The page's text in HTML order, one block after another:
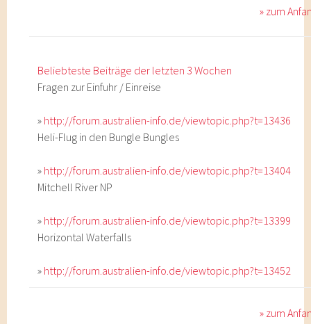
» zum
Beliebteste Beiträge der letzten 3 Wochen
Fragen zur Einfuhr / Einreise
» http://forum.australien-info.de/viewtopic.php?t=13436
Heli-Flug in den Bungle Bungles
» http://forum.australien-info.de/viewtopic.php?t=13404
Mitchell River NP
» http://forum.australien-info.de/viewtopic.php?t=13399
Horizontal Waterfalls
» http://forum.australien-info.de/viewtopic.php?t=13452
» zum